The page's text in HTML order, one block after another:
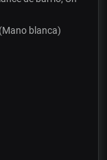
blanca)